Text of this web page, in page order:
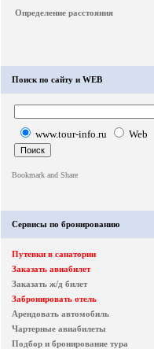
Определение расстояния
Поиск по сайту и WEB
www.tour-info.ru Web
Сервисы по бронированию
Путевки в санатории
Заказать авиабилет
Заказать ж/д билет
Забронировать отель
Арендовать автомобиль
Чартерные авиабилеты
Подбор и бронирование тура